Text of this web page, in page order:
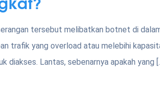
tersebut melibatkan botnet di
trafik yang overload atau melebihi
diakses. Lantas, sebenarnya apakah yang